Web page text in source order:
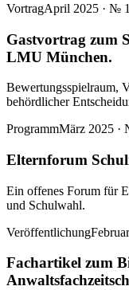
VortragApril 2025 · №
Gastvortrag zum
LMU München.
Bewertungsspielraum,
behördlicher
ProgrammMärz 2025 ·
Elternforum
Ein offenes Forum für
und Schulwahl.
Veröffentlichung
Fachartikel zum